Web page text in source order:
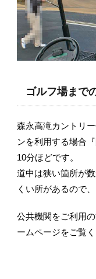
ゴルフ場まで
森永高滝カントリ
ンを利用する場合
10分ほどです。
道中は狭い箇所が
くい所があるので
公共機関をご利用
ームページをご覧く